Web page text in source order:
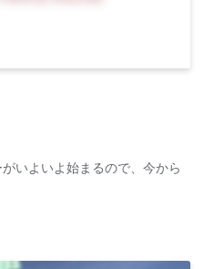
いよいよ始まるので、今から